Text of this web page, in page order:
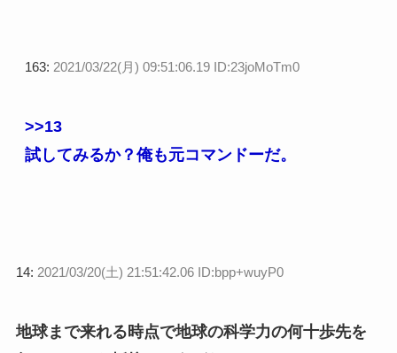
163: 2021/03/22(月) 09:51:06.19 ID:23joMoTm0
>>13
試してみるか？俺も元コマンドーだ。
14: 2021/03/20(土) 21:51:42.06 ID:bpp+wuyP0
地球まで来れる時点で地球の科学力の何十歩先を